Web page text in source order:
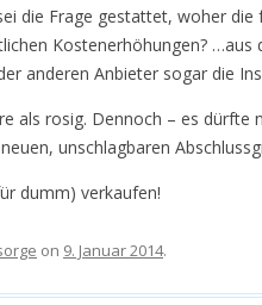
die Frage gestattet, woher
Kostenerhöhungen? …aus
anderen Anbieter sogar die
als rosig. Dennoch – es dürfte
unschlagbaren
dumm) verkaufen!
on 9. Januar 2014.